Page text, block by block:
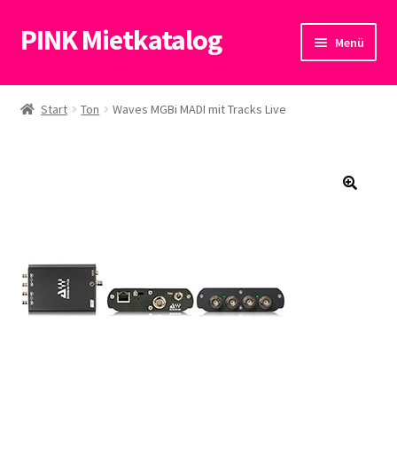
Zur
Navigation
Zum
Inhalt
PINK Mietkatalog Menü
Start
Start Ton Waves MGBi MADI mit Tracks Live